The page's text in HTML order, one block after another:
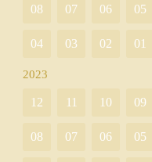
08 07 06 05
04 03 02 01
2023
12 11 10 09
08 07 06 05